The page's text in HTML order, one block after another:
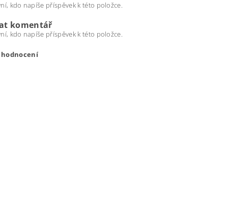
kdo napíše příspěvek k této položce.
komentář
kdo napíše příspěvek k této položce.